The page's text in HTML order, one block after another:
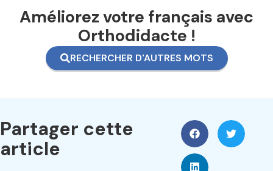
Améliorez votre français avec
Orthodidacte !
RECHERCHER D'AUTRES MOTS
Partager cette
article